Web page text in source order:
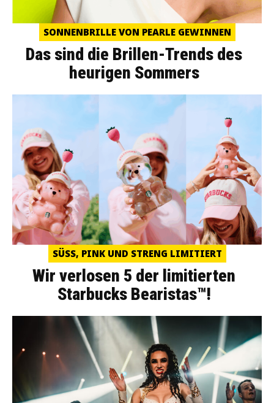
SONNENBRILLE VON PEARLE GEWINNEN
Das sind die Brillen-Trends des
heurigen Sommers
SÜSS, PINK UND STRENG LIMITIERT
Wir verlosen 5 der limitierten
Starbucks Bearistas™!